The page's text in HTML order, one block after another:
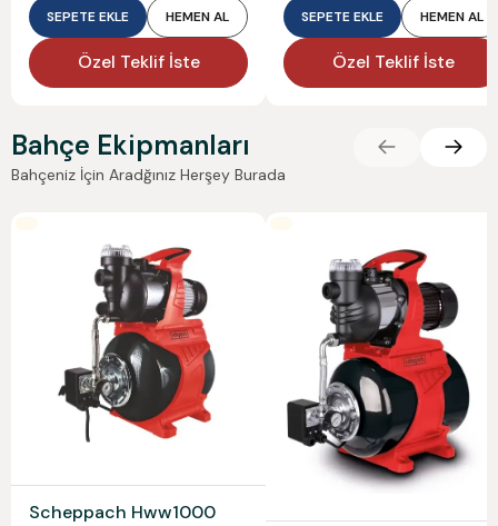
SEPETE EKLE HEMEN AL
Özel Teklif İste
SEPETE EKLE HEMEN AL
Özel Teklif İste
Bahçe Ekipmanları
Bahçeniz İçin Aradğınız Herşey Burada
Scheppach Hww1000